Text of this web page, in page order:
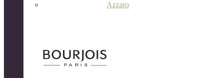
Azzaro